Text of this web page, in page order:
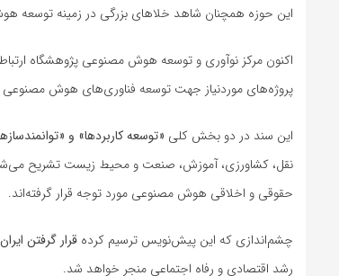
این حوزه همچنان شاهد خلاهای بزرگی در زمینه
اکنون مرکز نوآوری و توسعه هوش مصنوعی پژوهشگاه
پروژه‌های موردنیاز جهت توسعه فناوری‌های هوش مصنوعی
این سند در دو بخش کلی «توسعه کاربردها» و
نقل، کشاورزی، آموزش، صنعت و محیط زیست تشریح
حقوقی و اخلاقی هوش مصنوعی مورد توجه قرار گرفته‌اند.
چشم‌اندازی که این پیش‌نویس ترسیم کرده قرار گرفتن ایران در میان
رشد اقتصادی و رفاه اجتماعی منجر خواهد شد.